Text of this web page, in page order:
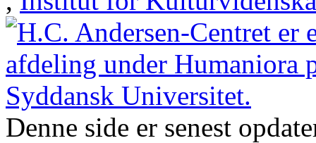
Denne side er senest